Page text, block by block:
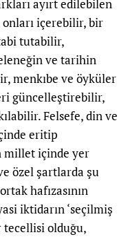
ayırt edilebilen
içerebilir, bir
tutabilir,
ve tarihin
menkıbe ve öyküler
güncelleştirebilir,
Felsefe, din ve
eritip
millet içinde yer
özel şartlarda şu
hafızasının
iktidarın ‘seçilmiş
tecellisi olduğu,